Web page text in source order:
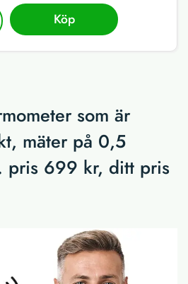
Köp
som är
mäter på 0,5
pris 699 kr, ditt pris